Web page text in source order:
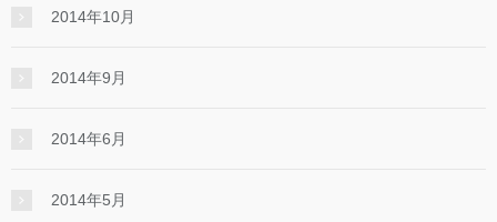
2014年10月
2014年9月
2014年6月
2014年5月